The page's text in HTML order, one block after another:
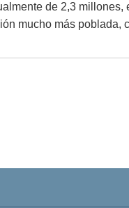
de 2,3 millones,
mucho más poblada,